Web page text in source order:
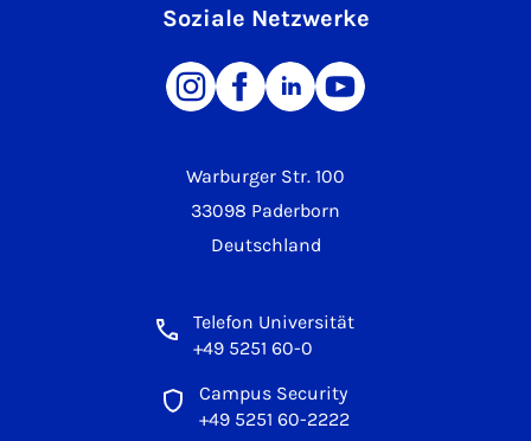
Warburger Str. 100
33098 Paderborn
Deutschland
Telefon Universität
+49 5251 60-0
Campus Security
+49 5251 60-2222
Soziale Netzwerke